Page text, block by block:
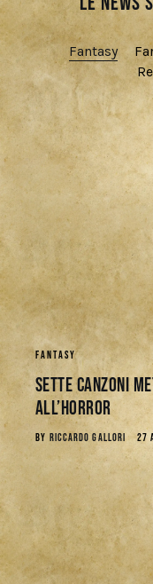
Fantasy
FANTASY
Sette Canzoni
all’horror
BY RICCARDO GALLORI 27